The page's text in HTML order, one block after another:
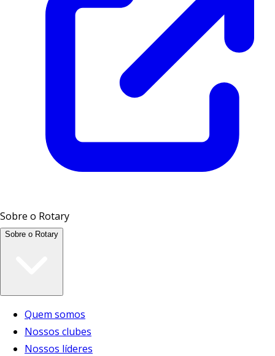
Sobre o Rotary
Sobre o Rotary
Quem somos
Nossos clubes
Nossos líderes